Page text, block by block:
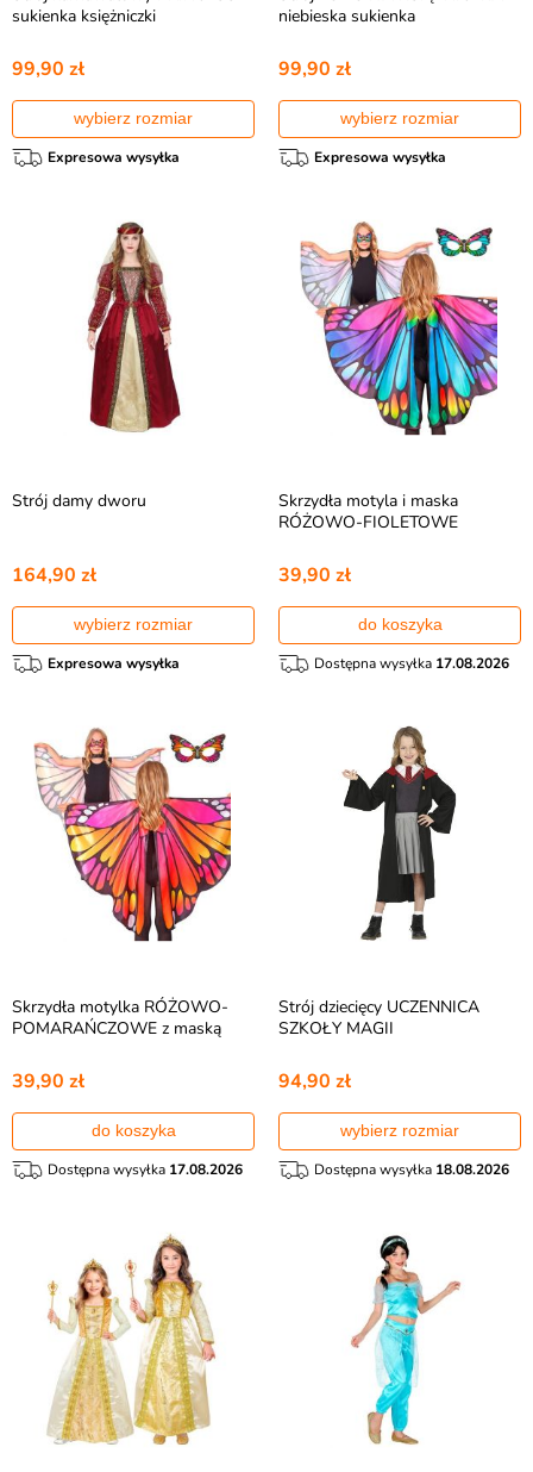
sukienka księżniczki
99,90 zł
wybierz rozmiar
Expresowa wysyłka
niebieska sukienka
99,90 zł
wybierz rozmiar
Expresowa wysyłka
Strój damy dworu
164,90 zł
wybierz rozmiar
Expresowa wysyłka
Skrzydła motyla i maska
RÓŻOWO-FIOLETOWE
39,90 zł
do koszyka
Dostępna wysyłka 17.08.2026
Skrzydła motylka RÓŻOWO-
POMARAŃCZOWE z maską
39,90 zł
do koszyka
Dostępna wysyłka 17.08.2026
Strój dziecięcy UCZENNICA
SZKOŁY MAGII
94,90 zł
wybierz rozmiar
Dostępna wysyłka 18.08.2026